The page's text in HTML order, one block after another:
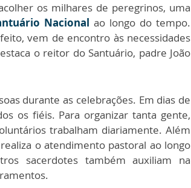
os milhares de peregrinos, uma
Nacional ao longo do tempo.
vem de encontro às necessidades
o reitor do Santuário, padre João
durante as celebrações. Em dias de
os fiéis. Para organizar tanta gente,
trabalham diariamente. Além
o atendimento pastoral ao longo
sacerdotes também auxiliam na